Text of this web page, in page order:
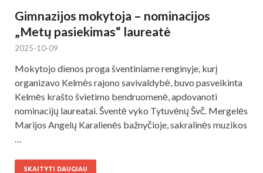
Gimnazijos mokytoja – nominacijos
„Metų pasiekimas“ laureatė
2025-10-09
Mokytojo dienos proga šventiniame renginyje, kurį
organizavo Kelmės rajono savivaldybė, buvo pasveikinta
Kelmės krašto švietimo bendruomenė, apdovanoti
nominacijų laureatai. Šventė vyko Tytuvėnų Švč. Mergelės
Marijos Angelų Karalienės bažnyčioje, sakralinės muzikos
SKAITYTI DAUGIAU